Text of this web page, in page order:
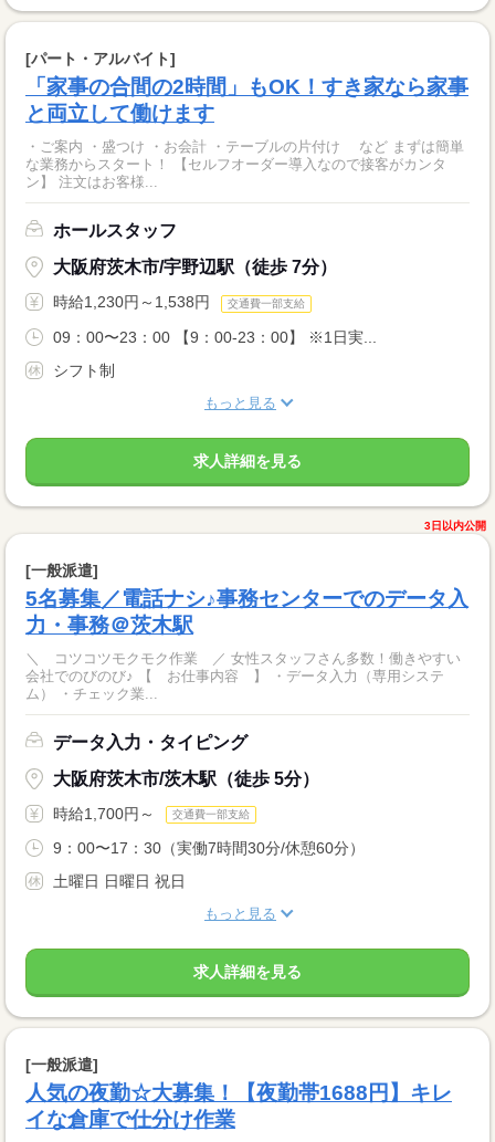
[パート・アルバイト]
「家事の合間の2時間」もOK！すき家なら家事
と両立して働けます
・ご案内 ・盛つけ ・お会計 ・テーブルの片付け など まずは簡単
な業務からスタート！ 【セルフオーダー導入なので接客がカンタ
ン】 注文はお客様...
ホールスタッフ
大阪府茨木市/宇野辺駅（徒歩 7分）
時給1,230円～1,538円 交通費一部支給
09：00〜23：00 【9：00-23：00】 ※1日実...
シフト制
もっと見る
求人詳細を見る
3日以内公開
[一般派遣]
5名募集／電話ナシ♪事務センターでのデータ入
力・事務＠茨木駅
＼ コツコツモクモク作業 ／ 女性スタッフさん多数！働きやすい
会社でのびのび♪ 【 お仕事内容 】 ・データ入力（専用システ
ム） ・チェック業...
データ入力・タイピング
大阪府茨木市/茨木駅（徒歩 5分）
時給1,700円～ 交通費一部支給
9：00〜17：30（実働7時間30分/休憩60分）
土曜日 日曜日 祝日
もっと見る
求人詳細を見る
[一般派遣]
人気の夜勤☆大募集！【夜勤帯1688円】キレ
イな倉庫で仕分け作業